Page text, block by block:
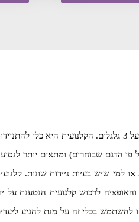
קלנועית היא כלי רכב נפלא על 4 גלגלים למרות שניתן למצוא גם קלנועית על 3 גלגלים. הקלנועית היא כלי
הדגם שבוחרים) ומתאים יותר
אזורית. הקלנועית יכולה לספק מענה למגוון רחב של אוכלוסיה מהדור ה3 או למי שיש בעיות ניידות שונות.
רחב והאופציה לרכוש קלנועית הנטענת על
רכב או להשתמש בכלי זה על מנת להגיע